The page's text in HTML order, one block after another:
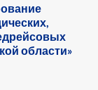
области»